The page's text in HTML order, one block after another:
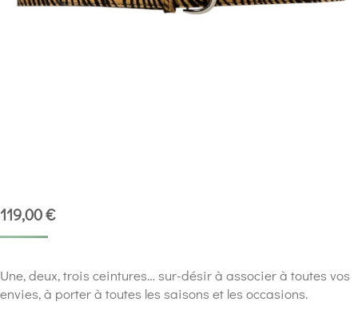
119,00€
Une, deux, trois ceintures… sur-désir à associer à toutes vos
envies, à porter à toutes les saisons et les occasions.